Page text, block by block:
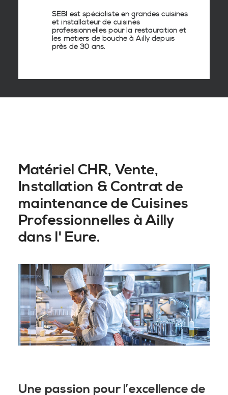
SEBI est spécialiste en grandes cuisines
et installateur de cuisines
professionnelles pour la restauration et
les métiers de bouche à Ailly depuis
près de 30 ans.
Matériel CHR, Vente,
Installation & Contrat de
maintenance de Cuisines
Professionnelles à Ailly
dans l' Eure.
Une passion pour l’excellence de